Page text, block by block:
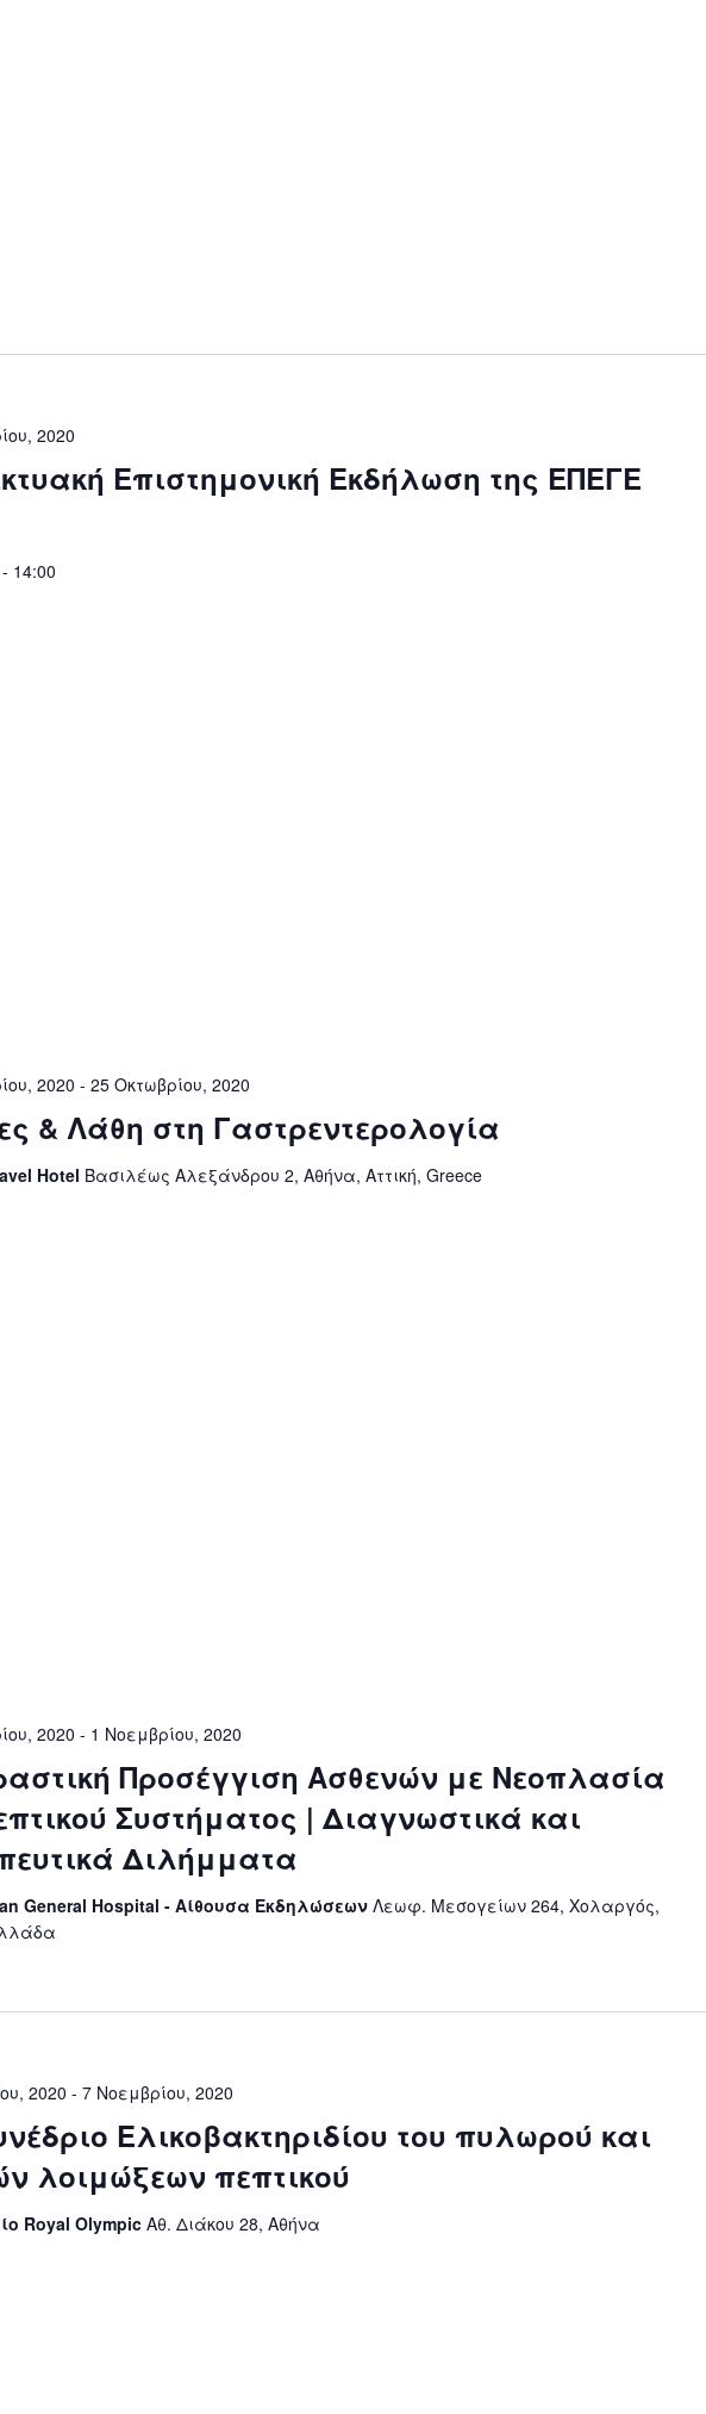
Επιστημονική Εκδήλωση της ΕΠΕΓΕ
2020
14:00
& Λάθη στη Γαστρεντερολογία
2020 - 25 Οκτωβρίου, 2020
Hotel Βασιλέως Αλεξάνδρου 2, Αθήνα, Αττική, Greece
Προσέγγιση Ασθενών με Νεοπλασία
Συστήματος | Διαγνωστικά και
Διλήμματα
2020 - 1 Νοεμβρίου, 2020
General Hospital - Αίθουσα Εκδηλώσεων Λεωφ. Μεσογείων 264, Χολαργός,
Ελικοβακτηριδίου του πυλωρού και
λοιμώξεων πεπτικού
2020 - 7 Νοεμβρίου, 2020
Royal Olympic Αθ. Διάκου 28, Αθήνα